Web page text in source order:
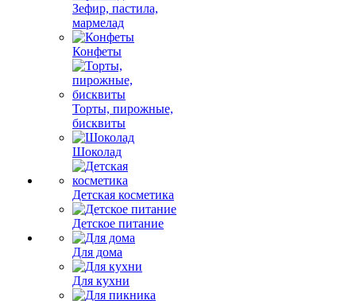
Зефир, пастила,
мармелад
Конфеты
Торты, пирожные,
бисквиты
Шоколад
Детская косметика
Детское питание
Для дома
Для кухни